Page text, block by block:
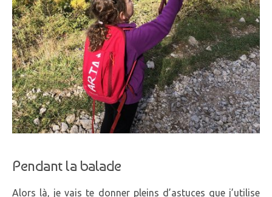
Pendant la balade
Alors là, je vais te donner pleins d’astuces que j’utilise